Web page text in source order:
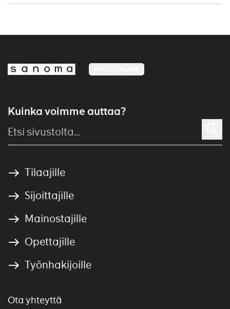
Kuinka voimme auttaa?
Tilaajille
Sijoittajille
Mainostajille
Opettajille
Työnhakijoille
Ota yhteyttä